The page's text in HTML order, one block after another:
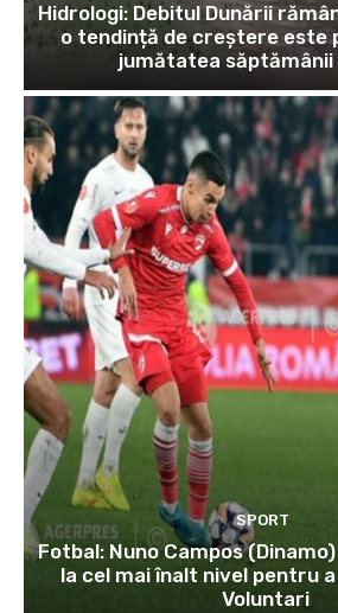
Hidrologi: Debitul Dunării
o tendință de creștere este
jumătatea
SPORT
Fotbal: Nuno Campos
la cel mai înalt nivel pentru
Voluntari